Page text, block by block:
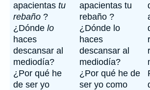
apacientas tu
rebaño ?
¿Dónde lo
haces
descansar al
mediodía?
¿Por qué he
de ser yo
apacientas tu
rebaño ?
¿Dónde lo
haces
descansar al
mediodía?
¿Por qué he de
ser yo como